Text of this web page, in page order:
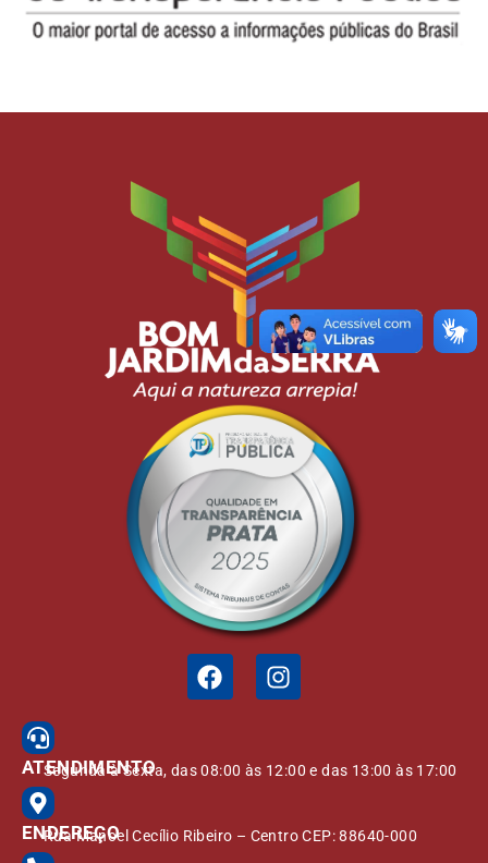
ATENDIMENTO
Segunda à Sexta, das 08:00 às 12:00 e das 13:00 às 17:00
ENDEREÇO
Rua Manoel Cecílio Ribeiro – Centro CEP: 88640-000